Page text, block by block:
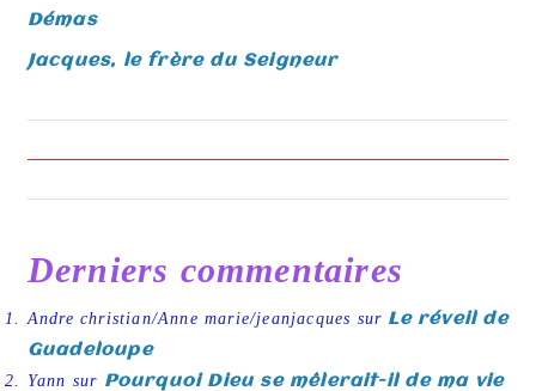
i
Démas
Jacques, le frère du Seigneur
Derniers commentaires
Andre christian/Anne marie/jeanjacques sur Le réveil de
Guadeloupe
Yann sur Pourquoi Dieu se mêlerait-il de ma vie